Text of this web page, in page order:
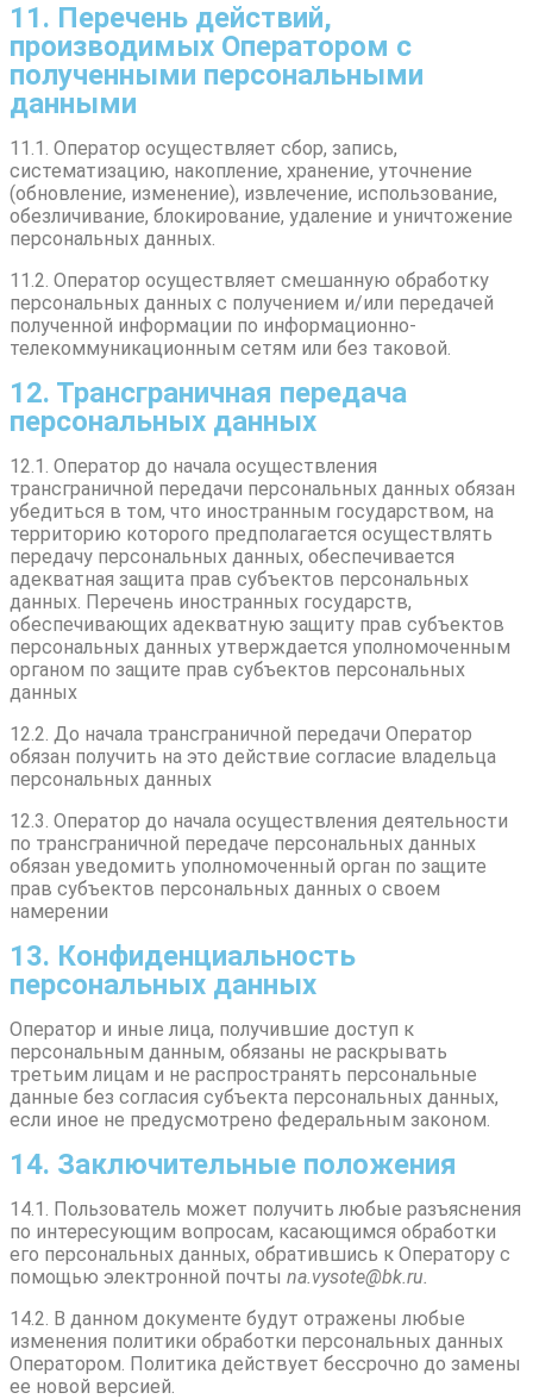
11. Перечень действий,
производимых Оператором с
полученными персональными
данными
11.1. Оператор осуществляет сбор, запись,
систематизацию, накопление, хранение, уточнение
(обновление, изменение), извлечение, использование,
обезличивание, блокирование, удаление и уничтожение
персональных данных.
11.2. Оператор осуществляет смешанную обработку
персональных данных с получением и/или передачей
полученной информации по информационно-
телекоммуникационным сетям или без таковой.
12. Трансграничная передача
персональных данных
12.1. Оператор до начала осуществления
трансграничной передачи персональных данных обязан
убедиться в том, что иностранным государством, на
территорию которого предполагается осуществлять
передачу персональных данных, обеспечивается
адекватная защита прав субъектов персональных
данных. Перечень иностранных государств,
обеспечивающих адекватную защиту прав субъектов
персональных данных утверждается уполномоченным
органом по защите прав субъектов персональных
данных
12.2. До начала трансграничной передачи Оператор
обязан получить на это действие согласие владельца
персональных данных
12.3. Оператор до начала осуществления деятельности
по трансграничной передаче персональных данных
обязан уведомить уполномоченный орган по защите
прав субъектов персональных данных о своем
намерении
13. Конфиденциальность
персональных данных
Оператор и иные лица, получившие доступ к
персональным данным, обязаны не раскрывать
третьим лицам и не распространять персональные
данные без согласия субъекта персональных данных,
если иное не предусмотрено федеральным законом.
14. Заключительные положения
14.1. Пользователь может получить любые разъяснения
по интересующим вопросам, касающимся обработки
его персональных данных, обратившись к Оператору с
помощью электронной почты na.vysote@bk.ru.
14.2. В данном документе будут отражены любые
изменения политики обработки персональных данных
Оператором. Политика действует бессрочно до замены
ее новой версией.